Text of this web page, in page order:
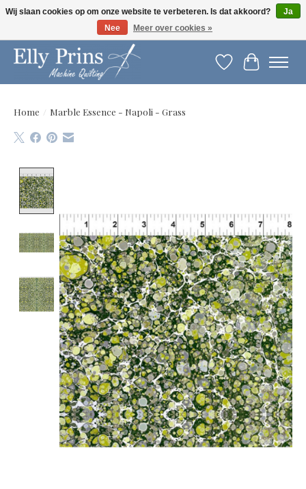
Let op: gewijzigde openingstijden!
Verlanglijst
Home / Marble Essence - Napoli - Grass
Wij slaan cookies op om onze website te verbeteren. Is dat akkoord?
Ja
Nee
Meer over cookies »